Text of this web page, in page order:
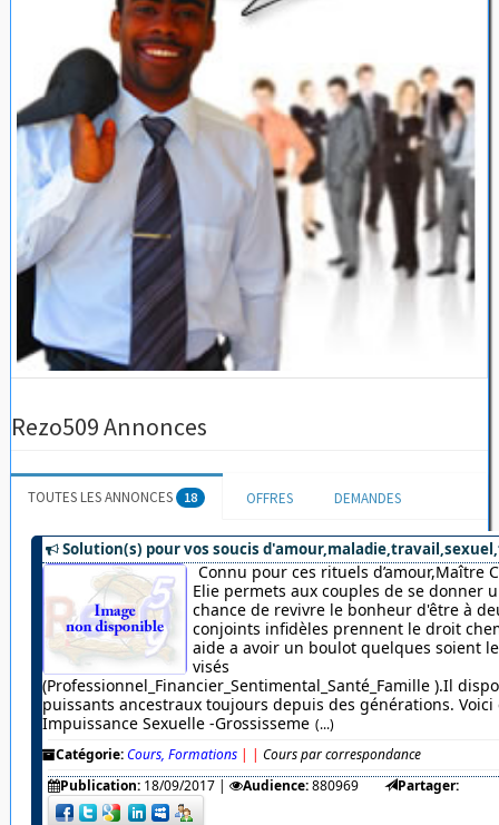
Rezo509 Annonces
TOUTES LES ANNONCES 18 OFFRES DEMANDES
Solution(s) pour vos soucis
Connu pour ces rituels d’amour,Maître
Elie permets aux couples de se donner
chance de revivre le bonheur d'être à
conjoints infidèles prennent le droit
aide a avoir un boulot quelques soient
visés
(Professionnel_Financier_Sentimental_Santé_Famille ).Il
puissants ancestraux toujours depuis des générations. Voici
Impuissance Sexuelle -Grossisseme (...)
Catégorie:Cours, Formations | | Cours par correspondance
Publication: 18/09/2017| Audience:880969 Partager: